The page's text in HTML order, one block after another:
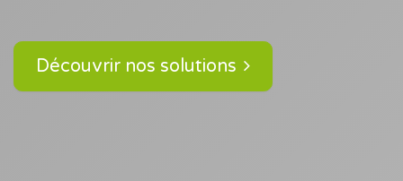
Découvrir nos solutions